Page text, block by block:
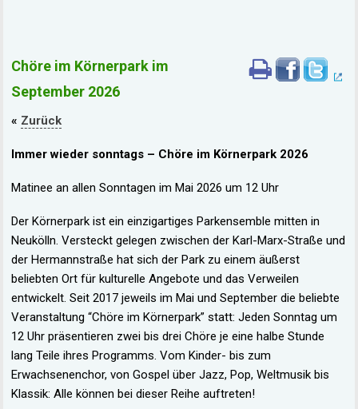
Chöre im Körnerpark im
September 2026
« Zurück
Immer wieder sonntags – Chöre im Körnerpark 2026
Matinee an allen Sonntagen im Mai 2026 um 12 Uhr
Der Körnerpark ist ein einzigartiges Parkensemble mitten in
Neukölln. Versteckt gelegen zwischen der Karl-Marx-Straße und
der Hermannstraße hat sich der Park zu einem äußerst
beliebten Ort für kulturelle Angebote und das Verweilen
entwickelt. Seit 2017 jeweils im Mai und September die beliebte
Veranstaltung “Chöre im Körnerpark” statt: Jeden Sonntag um
12 Uhr präsentieren zwei bis drei Chöre je eine halbe Stunde
lang Teile ihres Programms. Vom Kinder- bis zum
Erwachsenenchor, von Gospel über Jazz, Pop, Weltmusik bis
Klassik: Alle können bei dieser Reihe auftreten!